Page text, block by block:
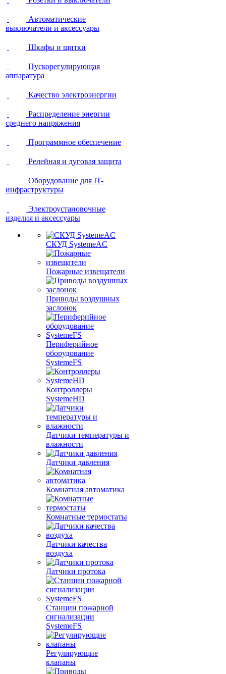
Автоматические
выключатели и аксессуары
Шкафы и щитки
Пускорегулирующая
аппаратура
Качество электроэнергии
Распределение энергии
среднего напряжения
Программное обеспечение
Релейная и дуговая защита
Оборудование для IT-
инфраструктуры
Электроустановочные
изделия и аксессуары
СКУД SystemeAC
Пожарные извещатели
Приводы воздушных
заслонок
Периферийное
оборудование
SystemeFS
Контроллеры
SystemeHD
Датчики температуры и
влажности
Датчики давления
Комнатная автоматика
Комнатные термостаты
Датчики качества
воздуха
Датчики протока
Станции пожарной
сигнализации
SystemeFS
Регулирующие
клапаны